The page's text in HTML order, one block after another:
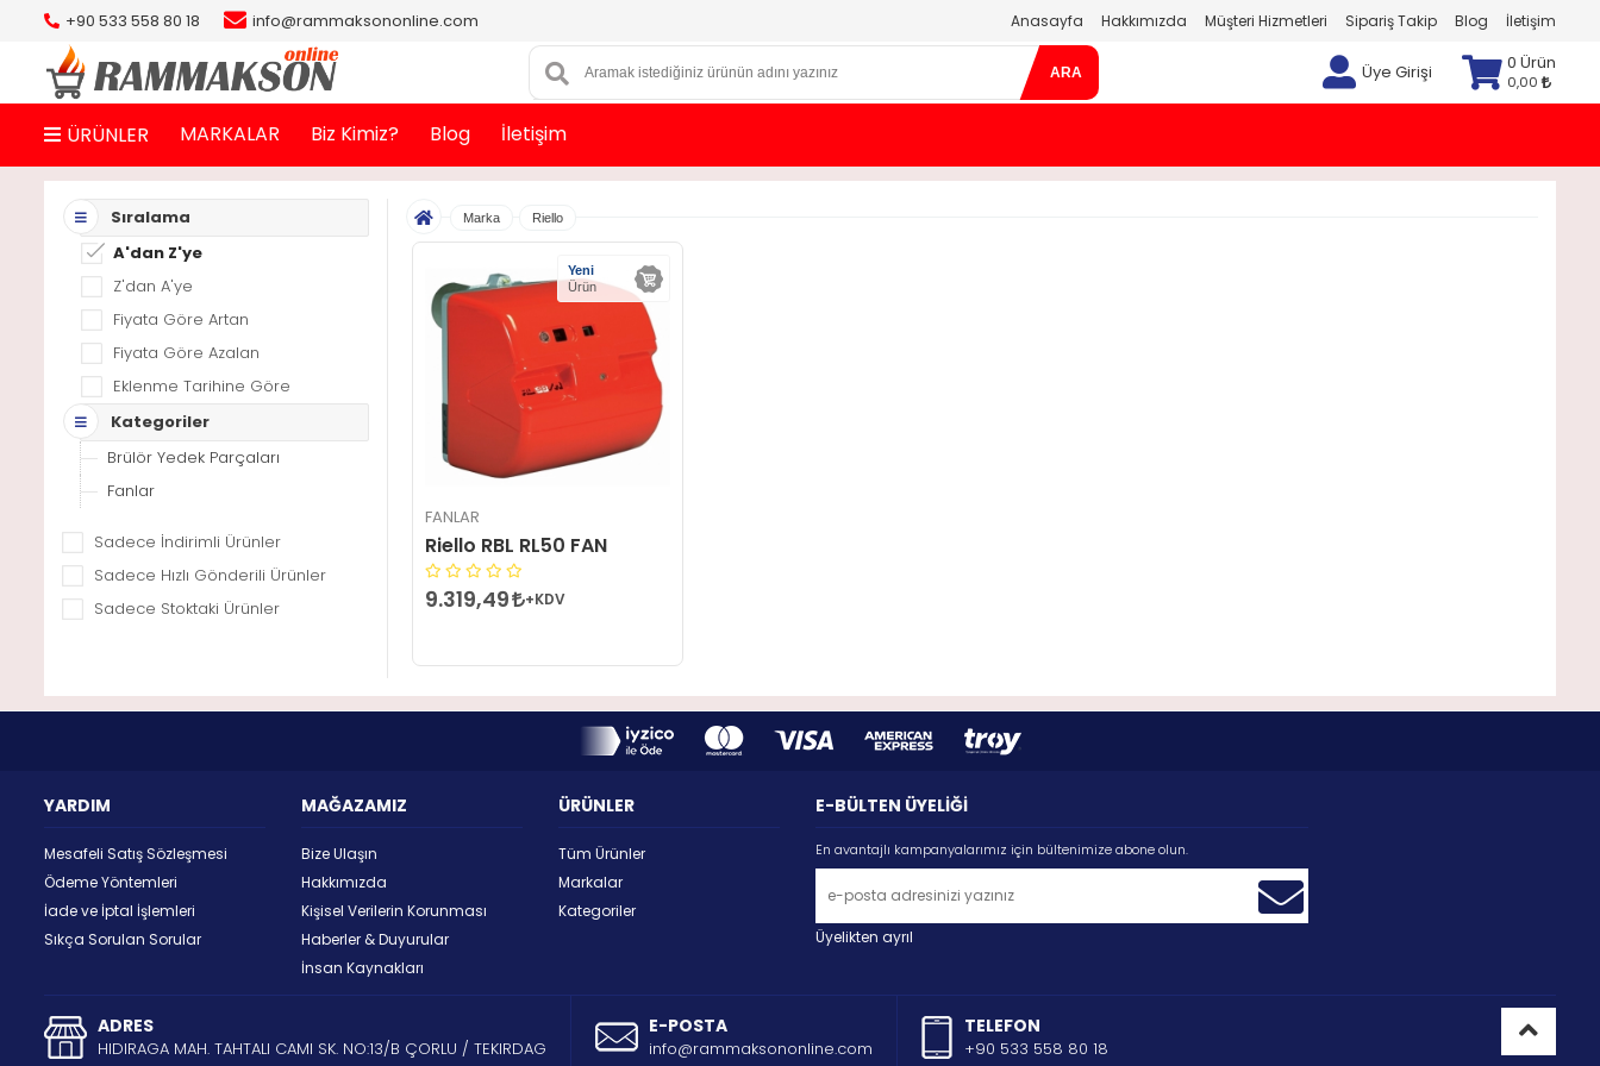
+90 533 558 80 18 info@rammaksononline.com Anasayfa Hakkımızda Müşteri Hizmetleri Sipariş Takip Blog İletişim
ARA Üye Girişi 0 Ürün
0,00
ÜRÜNLER MARKALAR Biz Kimiz? Blog İletişim
Sıralama
A'dan Z'ye
Z'dan A'ye
Fiyata Göre Artan
Fiyata Göre Azalan
Eklenme Tarihine Göre
Kategoriler
Brülör Yedek Parçaları
Fanlar
Sadece İndirimli Ürünler
Sadece Hızlı Gönderili Ürünler
Sadece Stoktaki Ürünler
Marka Riello
Yeni
Ürün
FANLAR
Riello RBL RL50 FAN
9.319,49 +KDV
YARDIM
Mesafeli Satış Sözleşmesi
Ödeme Yöntemleri
İade ve İptal İşlemleri
Sıkça Sorulan Sorular
MAĞAZAMIZ
Bize Ulaşın
Hakkımızda
Kişisel Verilerin Korunması
Haberler & Duyurular
İnsan Kaynakları
ÜRÜNLER
Tüm Ürünler
Markalar
Kategoriler
E-BÜLTEN ÜYELİĞİ
En avantajlı kampanyalarımız için bültenimize abone olun.
Üyelikten ayrıl
ADRES
HIDIRAGA MAH. TAHTALI CAMI SK. NO:13/B ÇORLU / TEKIRDAG
E-POSTA
info@rammaksononline.com
TELEFON
+90 533 558 80 18